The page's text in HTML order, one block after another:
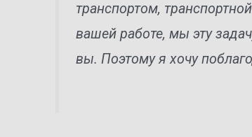
транспортом,
вашей работе, мы эту
вы. Поэтому я хочу